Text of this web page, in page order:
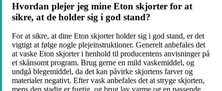
Hvordan plejer jeg mine Eton skjorter for at
sikre, at de holder sig i god stand?
For at sikre, at dine Eton skjorter holder sig i god stand, er det
vigtigt at følge nogle plejeinstruktioner. Generelt anbefales det
at vaske Eton skjorter i henhold til producentens anvisninger på
et skånsomt program. Brug gerne en mild vaskemiddel, og
undgå blegemiddel, da det kan påvirke skjortens farver og
materialer negativt. Efter vask anbefales det at stryge skjorten,